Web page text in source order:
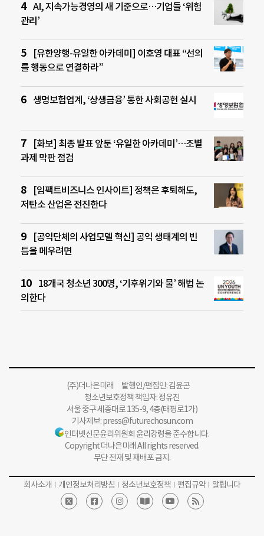
AI, 지속가능경영의 새 기준으로…기업들 ‘위험
관리’
[유한양행-유일한 아카데미] 이호영 대표 “선의
를 행동으로 연결하라”
생명보험업계, ‘상생금융’ 통한 사회공헌 실시
[화보] 최종 발표 앞둔 ‘유일한 아카데미’…조별
과제 막판 점검
[임팩트비즈니스 인사이트] 정책은 후퇴해도,
저탄소 산업은 전진한다
[공익단체의 사업모델 혁신] 공익 생태계의 빈
틈을 메우려면
18개국 청소년 300명, ‘기후위기와 물’ 해법 논
의한다
(주)더나은미래 발행인/편집인: 김윤곤
청소년보호정책 책임자: 정유진
서울 중구 세종대로 135-9, 4층(태평로1가)
기사제보:press@futurechosun.com
인터넷신문윤리위원회 윤리강령을 준수합니다.
Copyright 더나은미래 All rights reserved.
무단 전재 및 재배포 금지.
회사소개 개인정보처리방침 청소년보호정책 편집규약 알립니다